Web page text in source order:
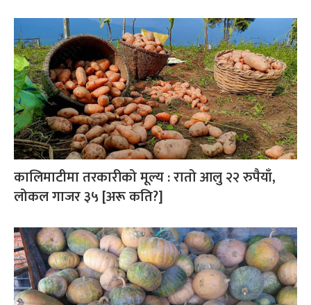
कालिमाटीमा तरकारीको मूल्य : रातो आलु २२ रुपैयाँ,
लोकल गाजर ३५ [अरू कति?]